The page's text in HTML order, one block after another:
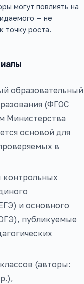
могут повлиять на
— не
точку роста.
образовательный
(ФГОС
Министерства
основой для
в
и основного
публикуемые
(авторы: